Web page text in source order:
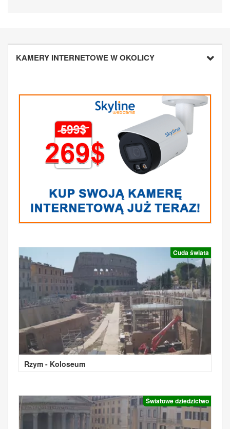
KAMERY INTERNETOWE W OKOLICY
Cuda świata
Rzym - Koloseum
Światowe dziedzictwo